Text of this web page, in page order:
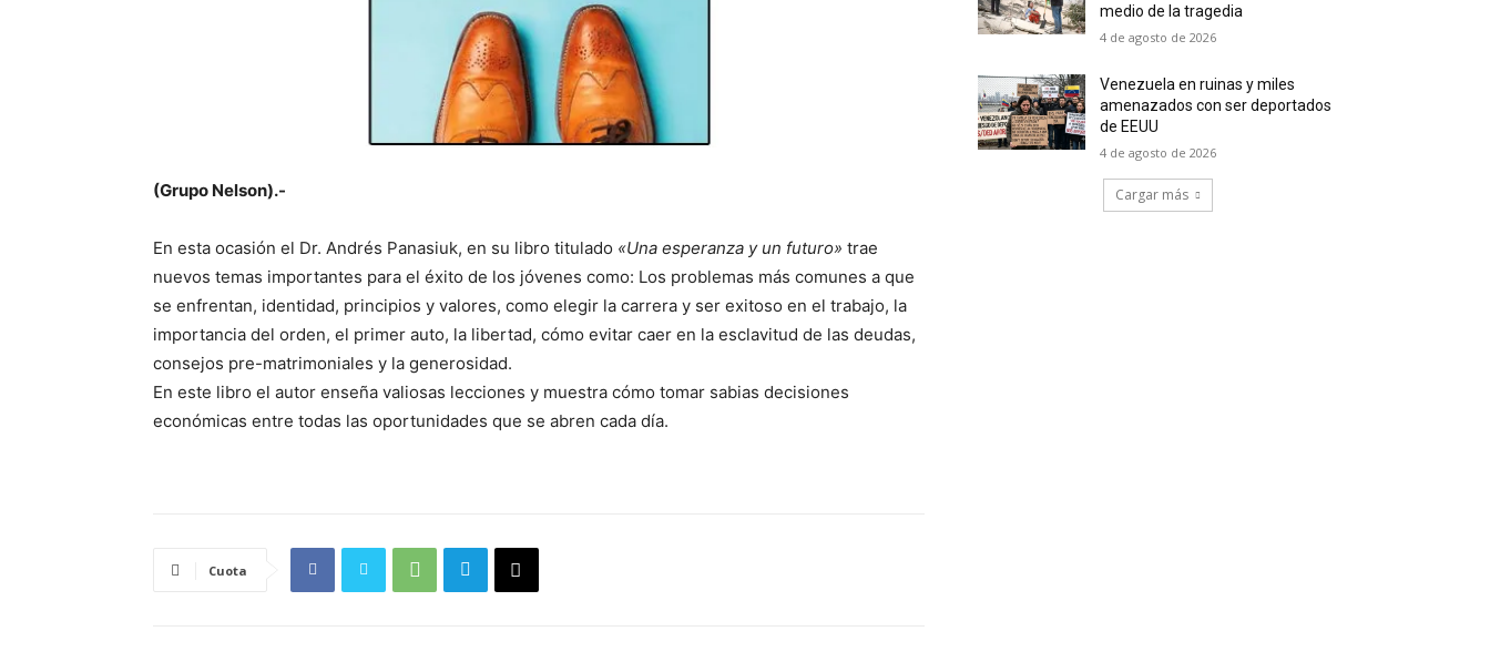
(Grupo Nelson).-
En esta ocasión el Dr. Andrés Panasiuk, en su libro titulado «Una esperanza y un futuro» trae
nuevos temas importantes para el éxito de los jóvenes como: Los problemas más comunes a que
se enfrentan, identidad, principios y valores, como elegir la carrera y ser exitoso en el trabajo, la
importancia del orden, el primer auto, la libertad, cómo evitar caer en la esclavitud de las deudas,
consejos pre-matrimoniales y la generosidad.
En este libro el autor enseña valiosas lecciones y muestra cómo tomar sabias decisiones
económicas entre todas las oportunidades que se abren cada día.
Cuota
medio de la tragedia
4 de agosto de 2026
Venezuela en ruinas y miles
amenazados con ser deportados
de EEUU
4 de agosto de 2026
Cargar más